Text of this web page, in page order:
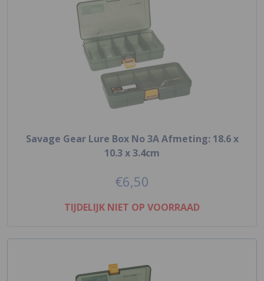
Savage Gear Lure Box No 3A Afmeting: 18.6 x
10.3 x 3.4cm
€6,50
TIJDELIJK NIET OP VOORRAAD